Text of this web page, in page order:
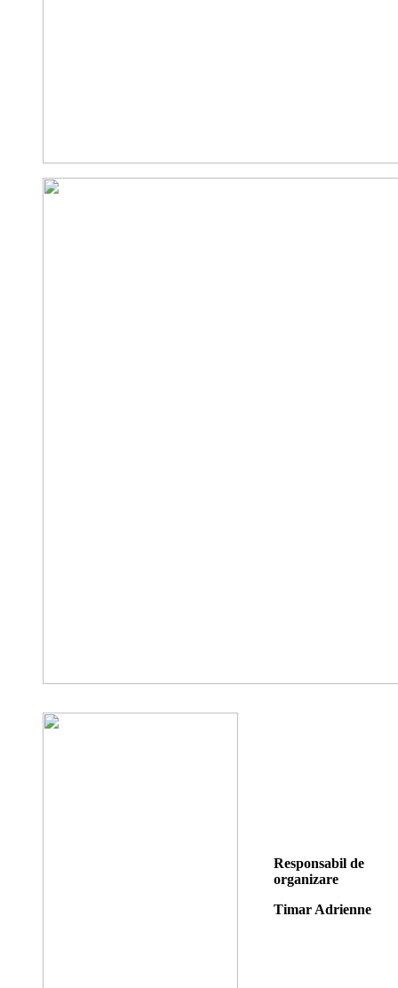
Responsabil de
organizare
Timar Adrienne